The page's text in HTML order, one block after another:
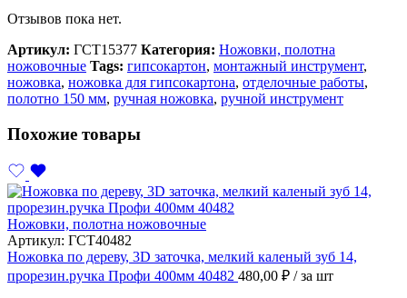
Отзывов пока нет.
Артикул: ГСТ15377 Категория: Ножовки, полотна
ножовочные Tags: гипсокартон, монтажный инструмент,
ножовка, ножовка для гипсокартона, отделочные работы,
полотно 150 мм, ручная ножовка, ручной инструмент
Похожие товары
Ножовки, полотна ножовочные
Артикул: ГСТ40482
Ножовка по дереву, 3D заточка, мелкий каленый зуб 14,
прорезин.ручка Профи 400мм 40482 480,00 ₽ / за шт